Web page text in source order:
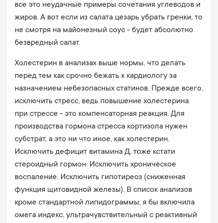
все это неудачные примеры сочетания углеводов и
жиров. А вот если из салата цезарь убрать гренки, то
не смотря на майонезный соус - будет абсолютно
безвредный салат.
Холестерин в анализах выше нормы, что делать
перед тем как срочно бежать к кардиологу за
назначением небезопасных статинов. Прежде всего,
исключить стресс, ведь повышение холестерина
при стрессе - это компенсаторная реакция. Для
производства гормона стресса кортизола нужен
субстрат, а это ни что иное, как холестерин.
Исключить дефицит витамина Д, тоже кстати
стероидный гормон. Исключить хроническое
воспаление. Исключить гипотиреоз (сниженная
функция щитовидной железы). В список анализов
кроме стандартной липидограммы, я бы включила
омега индекс, ультрачувствительный с реактивный